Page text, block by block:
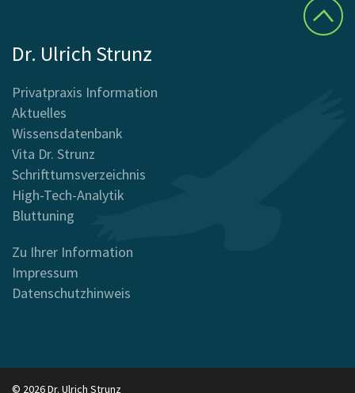
Dr. Ulrich Strunz
Privatpraxis Information
Aktuelles
Wissensdatenbank
Vita Dr. Strunz
Schrifttumsverzeichnis
High-Tech-Analytik
Bluttuning
Zu Ihrer Information
Impressum
Datenschutzhinweis
© 2026 Dr. Ulrich Strunz